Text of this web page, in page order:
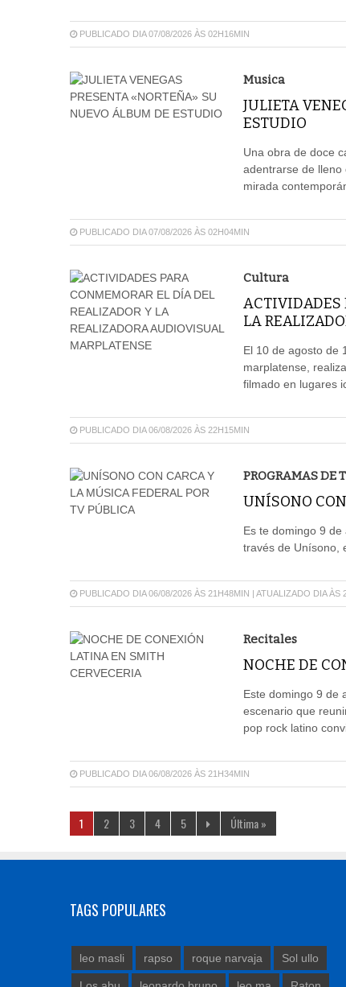
PUBLICADO DIA 07/08/2026 ÀS 02H16MIN
Musica
JULIETA
ESTUDIO
Una obra de doce
adentrarse de lleno
mirada
PUBLICADO DIA 07/08/2026 ÀS 02H04MIN
Cultura
ACTIVIDADES
LA
El 10 de agosto de
marplatense,
filmado en lugares
PUBLICADO DIA 06/08/2026 ÀS 22H15MIN
PROGRAMAS DE
UNÍSONO
Es te domingo 9
través de Unísono,
PUBLICADO DIA 06/08/2026 ÀS 21H48MIN | ATUALIZADO DIA ÀS
Recitales
NOCHE DE
Este domingo 9 de
escenario que
pop rock latino
PUBLICADO DIA 06/08/2026 ÀS 21H34MIN
1 2 3 4 5 Última »
TAGS POPULARES
leo masli rapso roque narvaja Sol ullo